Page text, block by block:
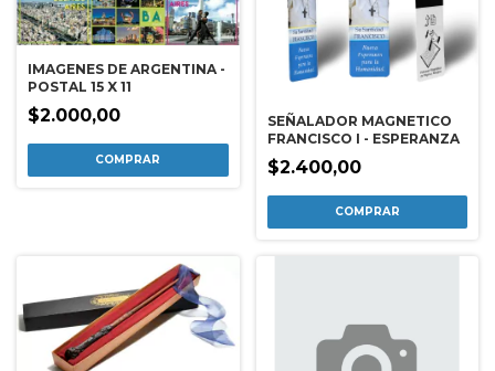
IMAGENES DE ARGENTINA -
POSTAL 15 X 11
$2.000,00
SEÑALADOR MAGNETICO
FRANCISCO I - ESPERANZA
$2.400,00